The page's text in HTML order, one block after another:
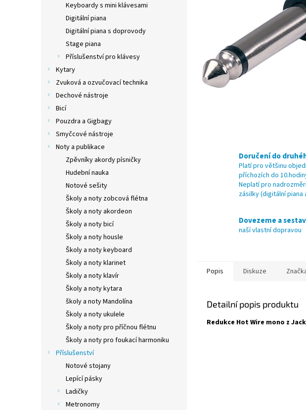
Keyboardy s mini klávesami
Digitální piana
Digitální piana s doprovody
Stage piana
Příslušenství pro klávesy
Kytary
Zvuková a ozvučovací technika
Dechové nástroje
Bicí
Pouzdra a Gigbagy
Smyčcové nástroje
Noty a publikace
Zpěvníky akordy písničky
Hudební nauka
Notové sešity
Školy a noty zobcová flétna
Školy a noty akordeon
Školy a noty bicí
Školy a noty housle
Školy a noty keyboard
Školy a noty klarinet
Školy a noty klavír
Školy a noty kytara
školy a noty Mandolína
Školy a noty ukulele
Školy a noty pro příčnou flétnu
Školy a noty pro foukací harmoniku
Příslušenství
Notové stojany
Lepící pásky
Ladičky
Metronomy
Doručení do
Platí pro většinu
příchozích do
Neplatí pro
zásilky (digitální piana
Dovezeme a
naší vlastní dopravou
Popis Diskuze
Detailní popis produktu
Redukce Hot Wire mono z